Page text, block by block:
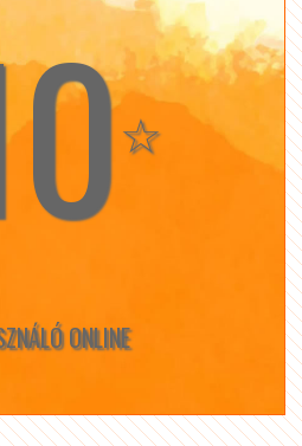
☆
ONLINE